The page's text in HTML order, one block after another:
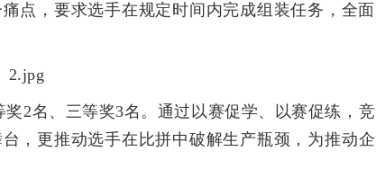
点，要求选手在规定时间内完成组装任务，全面
2名、三等奖3名。通过以赛促学、以赛促练， 竞
，更推动选手在比拼中破解生产瓶颈，为推动企